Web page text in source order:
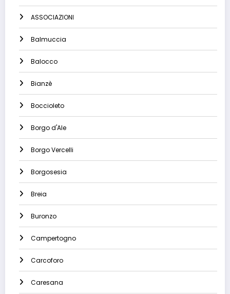
ASSOCIAZIONI
Balmuccia
Balocco
Bianzè
Boccioleto
Borgo d'Ale
Borgo Vercelli
Borgosesia
Breia
Buronzo
Campertogno
Carcoforo
Caresana